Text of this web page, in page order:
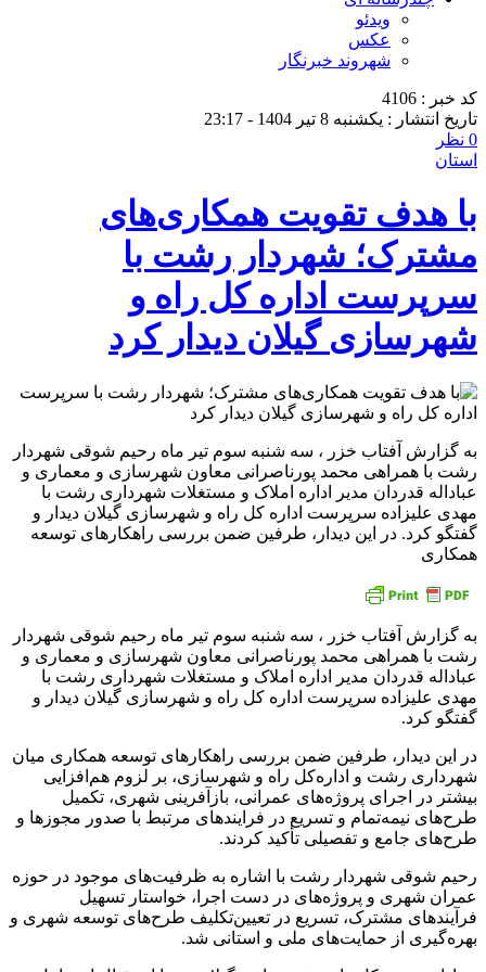
ویدئو
عکس
شهروند خبرنگار
کد خبر : 4106
تاریخ انتشار : یکشنبه 8 تیر 1404 - 23:17
0 نظر
استان
با هدف تقویت همکاری‌های
مشترک؛ شهردار رشت با
سرپرست اداره کل راه و
شهرسازی گیلان دیدار کرد
به گزارش آفتاب خزر ، سه شنبه سوم تیر ماه رحیم شوقی شهردار
رشت با همراهی محمد پورناصرانی معاون شهرسازی و معماری و
عباداله قدردان مدیر اداره املاک و مستغلات شهرداری رشت با
مهدی علیزاده سرپرست اداره کل راه و شهرسازی گیلان دیدار و
گفتگو کرد. در این دیدار، طرفین ضمن بررسی راهکارهای توسعه
همکاری
به گزارش آفتاب خزر ، سه شنبه سوم تیر ماه رحیم شوقی شهردار
رشت با همراهی محمد پورناصرانی معاون شهرسازی و معماری و
عباداله قدردان مدیر اداره املاک و مستغلات شهرداری رشت با
مهدی علیزاده سرپرست اداره کل راه و شهرسازی گیلان دیدار و
گفتگو کرد.
در این دیدار، طرفین ضمن بررسی راهکارهای توسعه همکاری میان
شهرداری رشت و اداره‌کل راه و شهرسازی، بر لزوم هم‌افزایی
بیشتر در اجرای پروژه‌های عمرانی، بازآفرینی شهری، تکمیل
طرح‌های نیمه‌تمام و تسریع در فرایندهای مرتبط با صدور مجوزها و
طرح‌های جامع و تفصیلی تأکید کردند.
رحیم شوقی شهردار رشت با اشاره به ظرفیت‌های موجود در حوزه
عمران شهری و پروژه‌های در دست اجرا، خواستار تسهیل
فرآیندهای مشترک، تسریع در تعیین‌تکلیف طرح‌های توسعه شهری و
بهره‌گیری از حمایت‌های ملی و استانی شد.